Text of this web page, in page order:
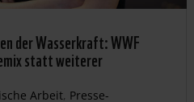
der Wasserkraft: WWF
statt weiterer
Arbeit, Presse-